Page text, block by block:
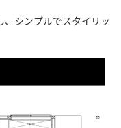
シンプルでスタイリッ